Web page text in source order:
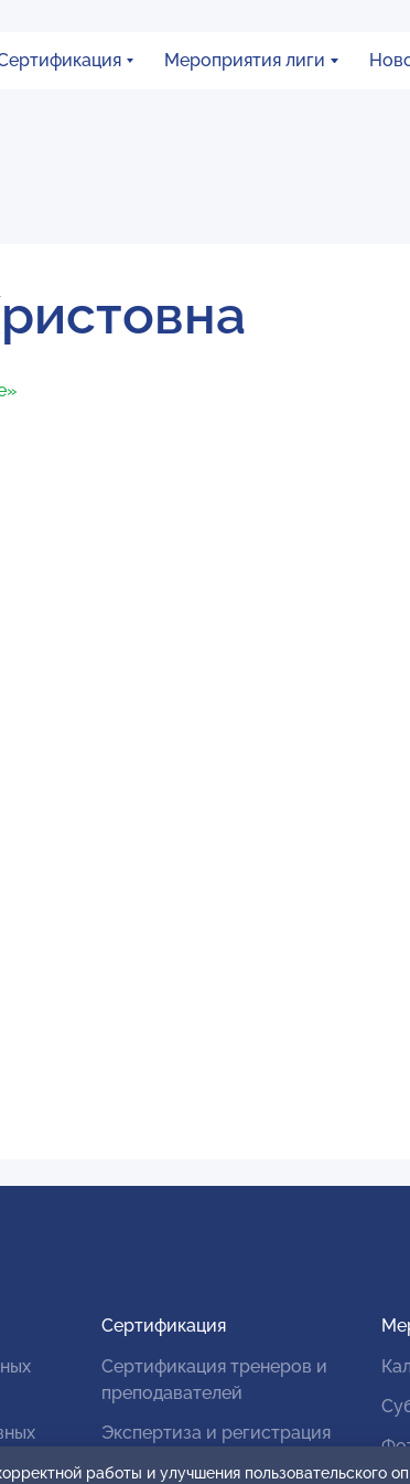
Мероприятия лиги
Сертификация
Сертификация тренеров и
преподавателей
Экспертиза и регистрация
работы и улучшения пользовательского